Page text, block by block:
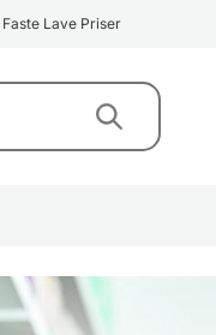
Faste Lave Priser